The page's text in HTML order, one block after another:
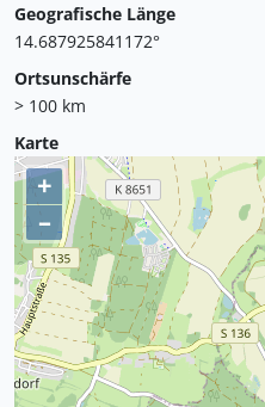
Geografische Länge
14.687925841172°
Ortsunschärfe
> 100 km
Karte
+
–